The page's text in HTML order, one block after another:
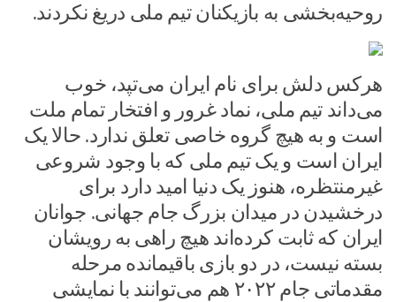
روحیه‌بخشی به بازیکنان تیم ملی دریغ نکردند.
هرکس دلش برای نام ایران می‌تپد، خوب
می‌داند تیم ملی، نماد غرور و افتخار تمام ملت
است و به هیچ گروه خاصی تعلق ندارد. حالا یک
ایران است و یک تیم ملی که با وجود شروعی
غیرمنتظره، هنوز یک دنیا امید دارد برای
درخشیدن در میدان بزرگ جام جهانی. جوانان
ایران که ثابت کرده‌اند هیچ راهی به رویشان
بسته نیست، در دو بازی باقیمانده مرحله
مقدماتی جام ۲۰۲۲ هم می‌توانند با نمایشی